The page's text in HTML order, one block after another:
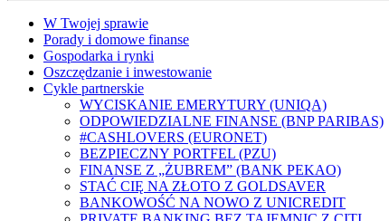
W Twojej sprawie
Porady i domowe finanse
Gospodarka i rynki
Oszczędzanie i inwestowanie
Cykle partnerskie
WYCISKANIE EMERYTURY (UNIQA)
ODPOWIEDZIALNE FINANSE (BNP PARIBAS)
#CASHLOVERS (EURONET)
BEZPIECZNY PORTFEL (PZU)
FINANSE Z „ŻUBREM” (BANK PEKAO)
STAĆ CIĘ NA ZŁOTO Z GOLDSAVER
BANKOWOŚĆ NA NOWO Z UNICREDIT